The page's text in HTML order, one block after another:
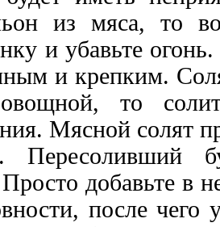
из мяса, то
и убавьте
и крепким.
то
Мясной солят
Пересоливший
добавьте в
после чего